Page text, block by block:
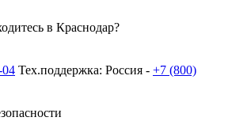
в Краснодар?
04 Тех.поддержка: Россия - +7 (800)